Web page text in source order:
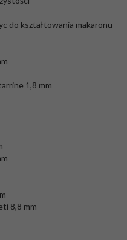
do kształtowania makaronu
1,8 mm
8,8 mm